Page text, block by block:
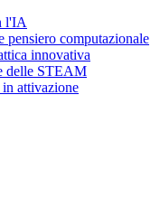
l'IA
computazionale
innovativa
delle STEAM
attivazione